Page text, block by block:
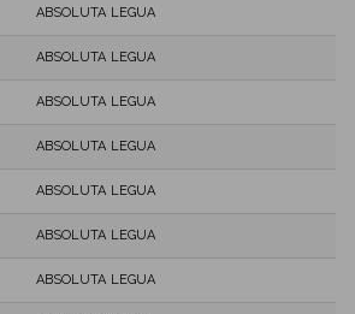
ABSOLUTA LEGUA
ABSOLUTA LEGUA
ABSOLUTA LEGUA
ABSOLUTA LEGUA
ABSOLUTA LEGUA
ABSOLUTA LEGUA
ABSOLUTA LEGUA